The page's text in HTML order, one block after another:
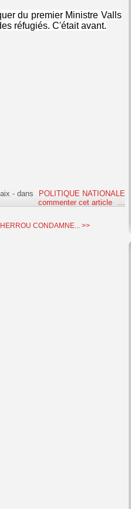
du premier Ministre Valls
réfugiés. C'était avant.
-dans
POLITIQUE NATIONALE
commenter cet article
CONDAMNE... >>